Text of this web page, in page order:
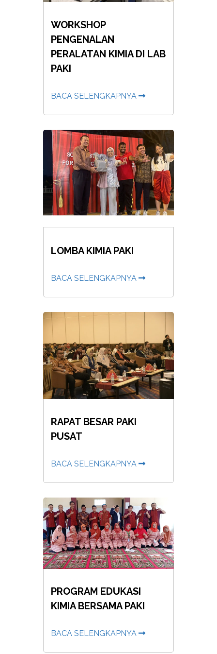
WORKSHOP
PENGENALAN
PERALATAN KIMIA DI LAB
PAKI
BACA SELENGKAPNYA
LOMBA KIMIA PAKI
BACA SELENGKAPNYA
RAPAT BESAR PAKI
PUSAT
BACA SELENGKAPNYA
PROGRAM EDUKASI
KIMIA BERSAMA PAKI
BACA SELENGKAPNYA